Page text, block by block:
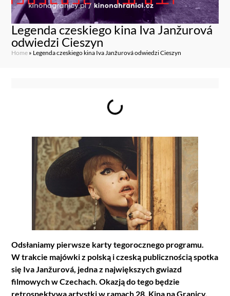
Legenda czeskiego kina Iva Janžurová
odwiedzi Cieszyn
Home » Legenda czeskiego kina Iva Janžurová odwiedzi Cieszyn
Odsłaniamy pierwsze karty tegorocznego programu.
W trakcie majówki z polską i czeską publicznością spotka
się Iva Janžurová, jedna z największych gwiazd
filmowych w Czechach. Okazją do tego będzie
retrospektywa artystki w ramach 28. Kina na Granicy.